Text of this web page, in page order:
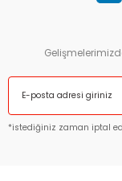
Ürün resmi
Ürün
Ürün
Ürün fiyatı diğer
*istediğiniz zaman iptal